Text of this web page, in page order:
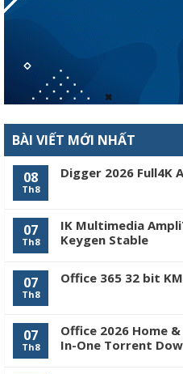
BÀI VIẾT MỚI NHẤT
08
Th8
Digger 2026 Full4K
07
Th8
IK Multimedia
Keygen Stable
07
Th8
Office 365 32 bit
07
Th8
Office 2026 Home
In-One Torrent